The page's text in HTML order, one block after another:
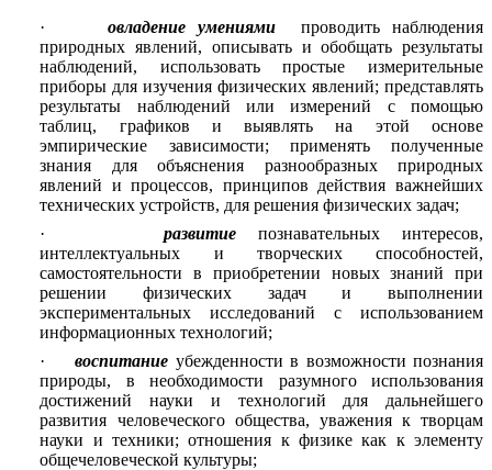
·
овладение умениями
проводить наблюдения
природных явлений, описывать и обобщать результаты
наблюдений, использовать простые измерительные
приборы для изучения физических явлений; представлять
результаты наблюдений или измерений с помощью
таблиц, графиков и выявлять на этой основе
эмпирические зависимости; применять полученные
знания для объяснения разнообразных природных
явлений и процессов, принципов действия важнейших
технических устройств, для решения физических задач;
·
развитие
познавательных интересов,
интеллектуальных и творческих способностей,
самостоятельности в приобретении новых знаний при
решении физических задач и выполнении
экспериментальных исследований с использованием
информационных технологий;
·
воспитание убежденности в возможности познания
природы, в необходимости разумного использования
достижений науки и технологий для дальнейшего
развития человеческого общества, уважения к творцам
науки и техники; отношения к физике как к элементу
общечеловеческой культуры;